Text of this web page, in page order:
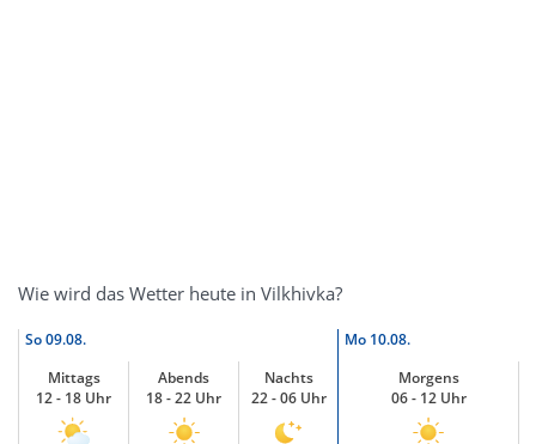
Wie wird das Wetter heute in Vilkhivka?
So09.08. Mo 10.08.
Mittags
12 - 18 Uhr
Abends
18 - 22 Uhr
Nachts
22 - 06 Uhr
Morgens
06 - 12 Uhr